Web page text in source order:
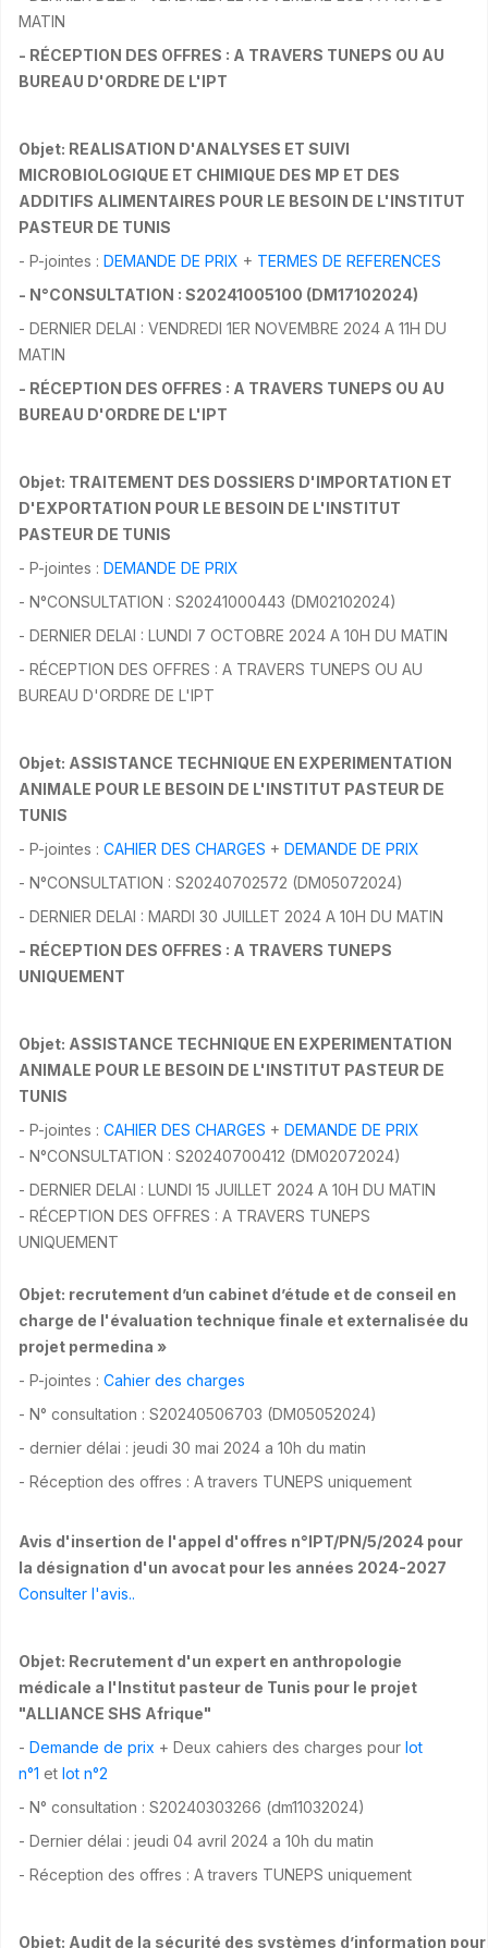
MATIN
- RÉCEPTION DES OFFRES : A TRAVERS TUNEPS OU AU
BUREAU D'ORDRE DE L'IPT
Objet: REALISATION D'ANALYSES ET SUIVI
MICROBIOLOGIQUE ET CHIMIQUE DES MP ET DES
ADDITIFS ALIMENTAIRES POUR LE BESOIN DE L'INSTITUT
PASTEUR DE TUNIS
- P-jointes : DEMANDE DE PRIX + TERMES DE REFERENCES
- N°CONSULTATION : S20241005100 (DM17102024)
- DERNIER DELAI : VENDREDI 1ER NOVEMBRE 2024 A 11H DU
MATIN
- RÉCEPTION DES OFFRES : A TRAVERS TUNEPS OU AU
BUREAU D'ORDRE DE L'IPT
Objet: TRAITEMENT DES DOSSIERS D'IMPORTATION ET
D'EXPORTATION POUR LE BESOIN DE L'INSTITUT
PASTEUR DE TUNIS
- P-jointes : DEMANDE DE PRIX
- N°CONSULTATION : S20241000443 (DM02102024)
- DERNIER DELAI : LUNDI 7 OCTOBRE 2024 A 10H DU MATIN
- RÉCEPTION DES OFFRES : A TRAVERS TUNEPS OU AU
BUREAU D'ORDRE DE L'IPT
Objet: ASSISTANCE TECHNIQUE EN EXPERIMENTATION
ANIMALE POUR LE BESOIN DE L'INSTITUT PASTEUR DE
TUNIS
- P-jointes : CAHIER DES CHARGES + DEMANDE DE PRIX
- N°CONSULTATION : S20240702572 (DM05072024)
- DERNIER DELAI : MARDI 30 JUILLET 2024 A 10H DU MATIN
- RÉCEPTION DES OFFRES : A TRAVERS TUNEPS
UNIQUEMENT
Objet: ASSISTANCE TECHNIQUE EN EXPERIMENTATION
ANIMALE POUR LE BESOIN DE L'INSTITUT PASTEUR DE
TUNIS
- P-jointes : CAHIER DES CHARGES + DEMANDE DE PRIX
- N°CONSULTATION : S20240700412 (DM02072024)
- DERNIER DELAI : LUNDI 15 JUILLET 2024 A 10H DU MATIN
- RÉCEPTION DES OFFRES : A TRAVERS TUNEPS
UNIQUEMENT
Objet: recrutement d’un cabinet d’étude et de conseil en
charge de l'évaluation technique finale et externalisée du
projet permedina »
- P-jointes : Cahier des charges
- N° consultation : S20240506703 (DM05052024)
- dernier délai : jeudi 30 mai 2024 a 10h du matin
- Réception des offres : A travers TUNEPS uniquement
Avis d'insertion de l'appel d'offres n°IPT/PN/5/2024 pour
la désignation d'un avocat pour les années 2024-2027
Consulter l'avis..
Objet: Recrutement d'un expert en anthropologie
médicale a l'Institut pasteur de Tunis pour le projet
"ALLIANCE SHS Afrique"
- Demande de prix + Deux cahiers des charges pour lot
n°1 et lot n°2
- N° consultation : S20240303266 (dm11032024)
- Dernier délai : jeudi 04 avril 2024 a 10h du matin
- Réception des offres : A travers TUNEPS uniquement
Objet: Audit de la sécurité des systèmes d’information pour